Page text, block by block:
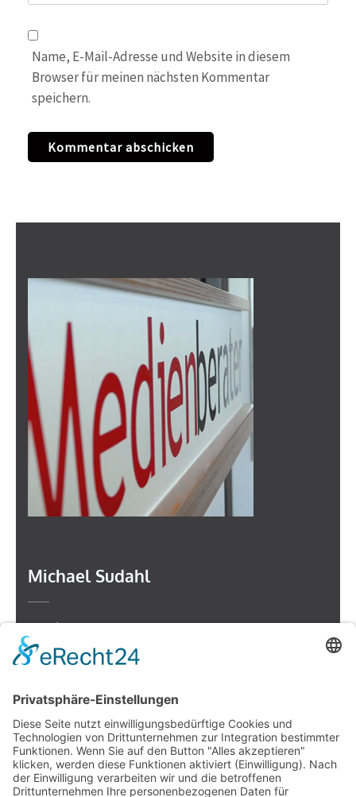
Name, E-Mail-Adresse und Website in diesem
Browser für meinen nächsten Kommentar
speichern.
Michael Sudahl
Beethovenstr. 4
73614 Schorndorf
Telefon: 07181 477 9998
E-Mail: sudahl@der-medienberater.de
Leonhard Fromm